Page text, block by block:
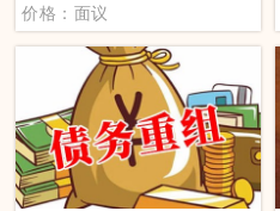
价格：面议